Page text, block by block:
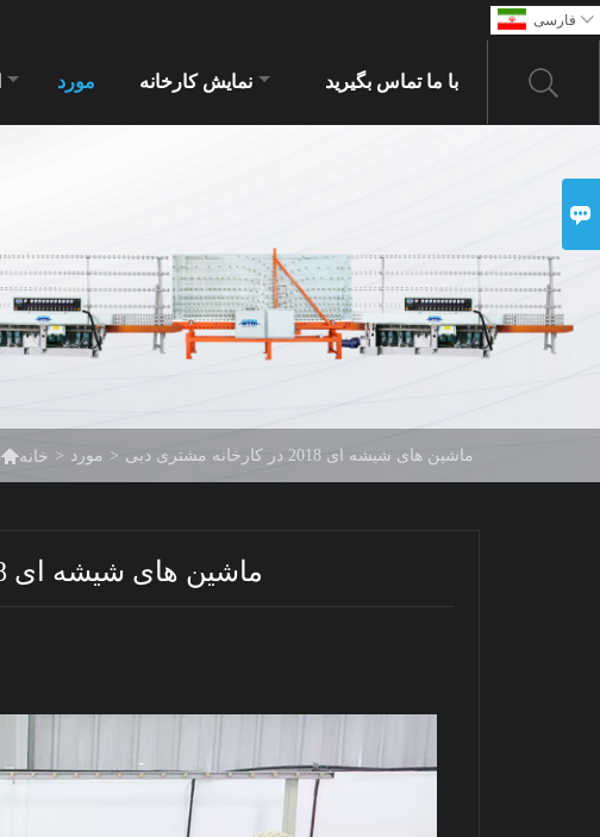
فارسی 
مورد نمایش کارخانه با ما تماس بگیرید
خانه > مورد > ماشین های شیشه ای 2018 در کارخانه مشتری دبی
ماشین های شیشه ای 2018 در کارخانه مشتری دبی
